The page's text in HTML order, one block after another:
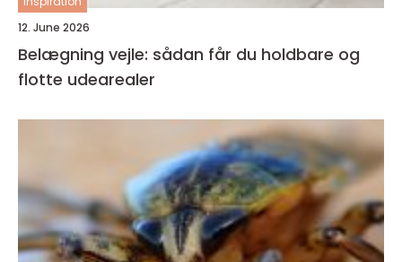
12. June 2026
Belægning vejle: sådan får du holdbare og
flotte udearealer